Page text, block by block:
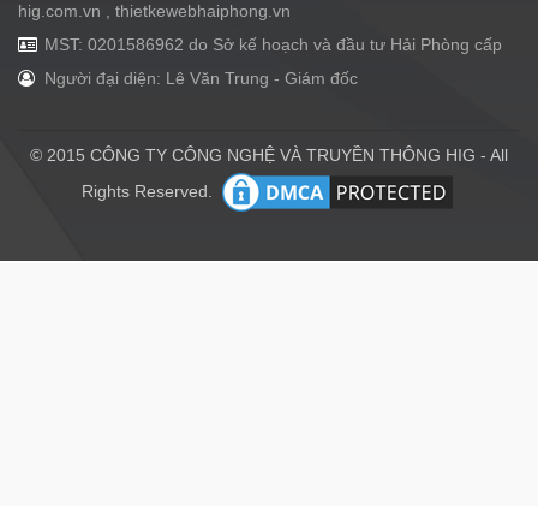
hig.com.vn , thietkewebhaiphong.vn
MST: 0201586962 do Sở kế hoạch và đầu tư Hải Phòng cấp
Người đại diện: Lê Văn Trung - Giám đốc
© 2015 CÔNG TY CÔNG NGHỆ VÀ TRUYỀN THÔNG HIG - All
Rights Reserved.